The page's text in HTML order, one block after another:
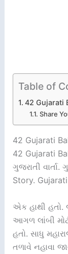
Table of
42 Gujarati
Share
42 Gujarati
42 Gujarati
ગુજરાતી વાર્તા.
Story.
એક હાથી હતો.
આગળ લાંબી
હતો. સાધુ
તળાવે નહાવા